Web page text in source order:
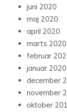
juni 2020
maj 2020
april 2020
marts 2020
februar
januar 2020
december
november
oktober